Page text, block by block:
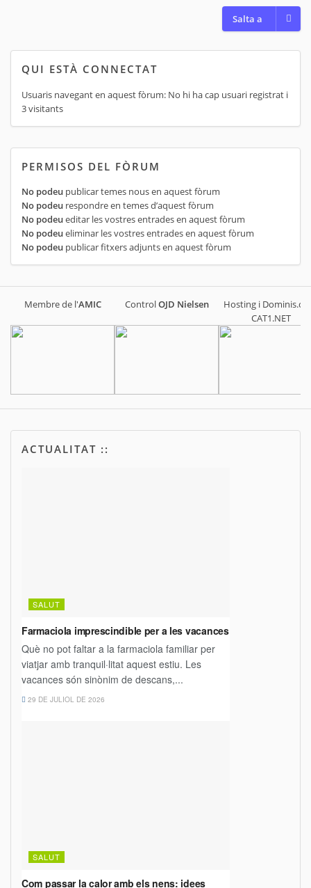
Salta a
QUI ESTÀ CONNECTAT
Usuaris navegant en aquest fòrum: No hi ha cap usuari registrat i
3 visitants
PERMISOS DEL FÒRUM
No podeu publicar temes nous en aquest fòrum
No podeu respondre en temes d’aquest fòrum
No podeueditar les vostres entrades en aquest fòrum
No podeueliminar les vostres entrades en aquest fòrum
No podeu publicar fitxers adjunts en aquest fòrum
Membre de l'AMIC ControlOJD Nielsen
Hosting i
CAT1.NET
ACTUALITAT ::